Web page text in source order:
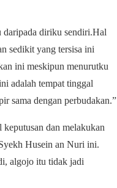
daripada diriku sendiri.Hal
sedikit yang tersisa ini
ini meskipun menurutku
adalah tempat tinggal
sama dengan perbudakan.”
dan melakukan
Husein an Nuri ini.
algojo itu tidak jadi